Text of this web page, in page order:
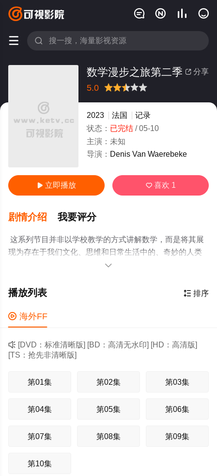
   
 
 分享
数学漫步之旅第二季
5.0
推荐力荐
2023 法国
记录
状态： 已完结/05-10
主演： 未知
导演： Denis Van Waerebeke
 立即播放 喜欢 1
剧情介绍 我要评分
这系列节目并非以学校教学的方式讲解数学，而是将其展
现为存在于我们文化、思维和日常生活中的、奇妙的人类
心灵构造！引领我们去探索新的领域、了解令人兴奋的故
到。唐僧严肃地朝湖面喊:施主，小心鳄鱼啊！七仙女一丝

 排序
播放列表
 海外FF
 [DVD：标准清晰版] [BD：高清无水印] [HD：高清版]
[TS：抢先非清晰版]
第01集 第02集 第03集
第04集 第05集 第06集
第07集 第08集 第09集
第10集